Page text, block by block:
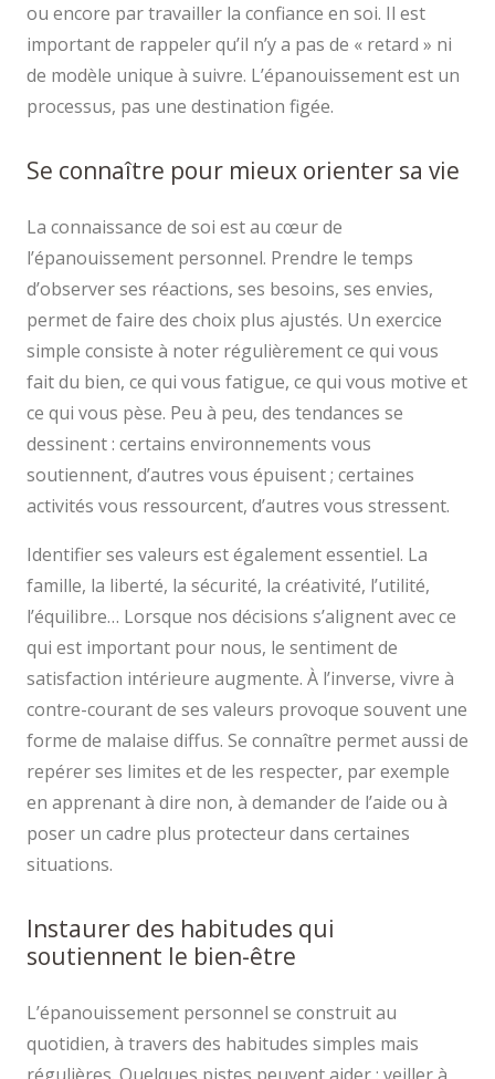
ou encore par travailler la confiance en soi. Il est
important de rappeler qu’il n’y a pas de « retard » ni
de modèle unique à suivre. L’épanouissement est un
processus, pas une destination figée.
Se connaître pour mieux orienter sa vie
La connaissance de soi est au cœur de
l’épanouissement personnel. Prendre le temps
d’observer ses réactions, ses besoins, ses envies,
permet de faire des choix plus ajustés. Un exercice
simple consiste à noter régulièrement ce qui vous
fait du bien, ce qui vous fatigue, ce qui vous motive et
ce qui vous pèse. Peu à peu, des tendances se
dessinent : certains environnements vous
soutiennent, d’autres vous épuisent ; certaines
activités vous ressourcent, d’autres vous stressent.
Identifier ses valeurs est également essentiel. La
famille, la liberté, la sécurité, la créativité, l’utilité,
l’équilibre… Lorsque nos décisions s’alignent avec ce
qui est important pour nous, le sentiment de
satisfaction intérieure augmente. À l’inverse, vivre à
contre-courant de ses valeurs provoque souvent une
forme de malaise diffus. Se connaître permet aussi de
repérer ses limites et de les respecter, par exemple
en apprenant à dire non, à demander de l’aide ou à
poser un cadre plus protecteur dans certaines
situations.
Instaurer des habitudes qui
soutiennent le bien-être
L’épanouissement personnel se construit au
quotidien, à travers des habitudes simples mais